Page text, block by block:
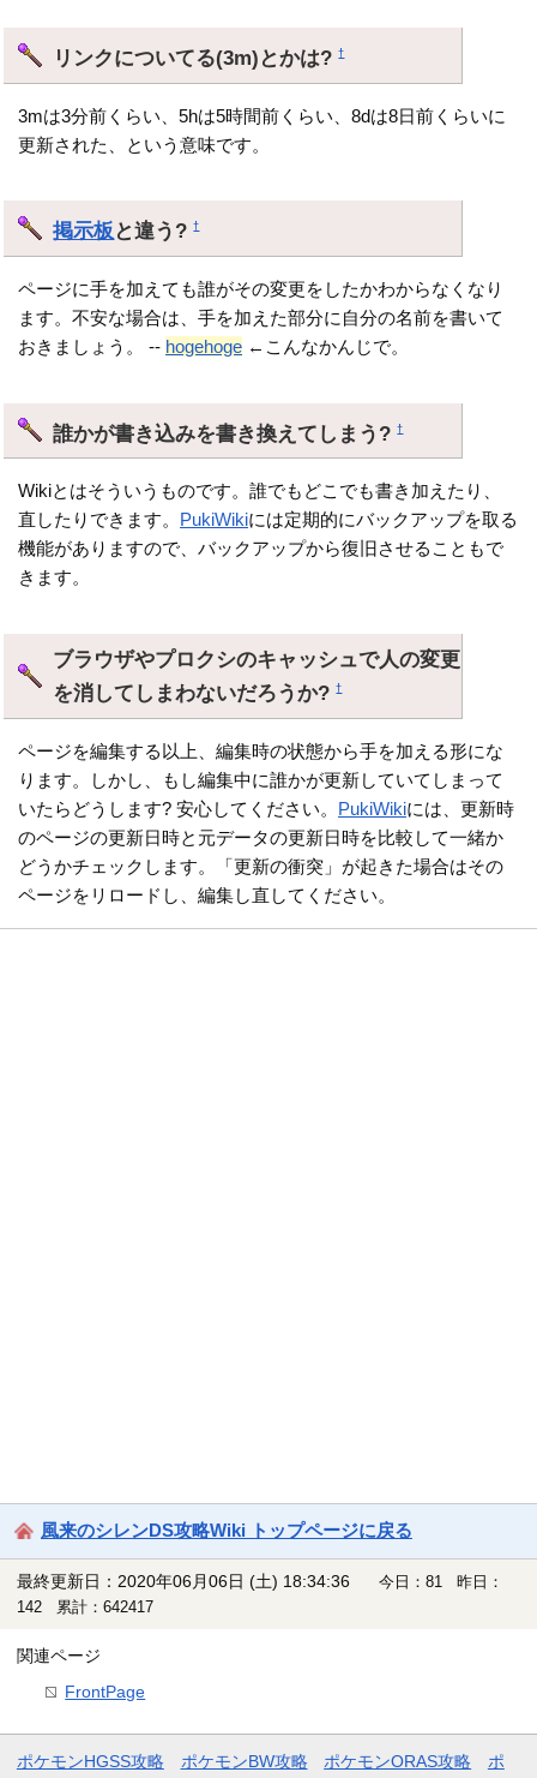
リンクについてる(3m)とかは?†
3mは3分前くらい、5hは5時間前くらい、8dは8日前くらいに
更新された、という意味です。
掲示板 と違う?†
ページに手を加えても誰がその変更をしたかわからなくなり
ます。不安な場合は、手を加えた部分に自分の名前を書いて
おきましょう。 -- hogehoge ←こんなかんじで。
誰かが書き込みを書き換えてしまう?†
Wikiとはそういうものです。誰でもどこでも書き加えたり、
直したりできます。 PukiWikiには定期的にバックアップを取る
機能がありますので、バックアップから復旧させることもで
きます。
ブラウザやプロクシのキャッシュで人の変更
を消してしまわないだろうか?†
ページを編集する以上、編集時の状態から手を加える形にな
ります。しかし、もし編集中に誰かが更新していてしまって
いたらどうします? 安心してください。 PukiWikiには、更新時
のページの更新日時と元データの更新日時を比較して一緒か
どうかチェックします。「更新の衝突」が起きた場合はその
ページをリロードし、編集し直してください。
風来のシレンDS攻略Wiki トップページに戻る
最終更新日：2020年06月06日 (土) 18:34:36
今日：81 昨日：
142 累計：642417
関連ページ
FrontPage
ポケモンHGSS攻略 ポケモンBW攻略 ポケモンORAS攻略 ポ